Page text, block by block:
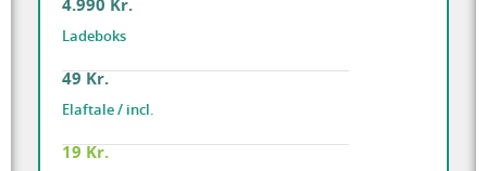
4.990 Kr.
Ladeboks
49 Kr.
Elaftale / incl.
19 Kr.